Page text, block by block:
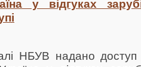
у відгуках
НБУВ надано доступ